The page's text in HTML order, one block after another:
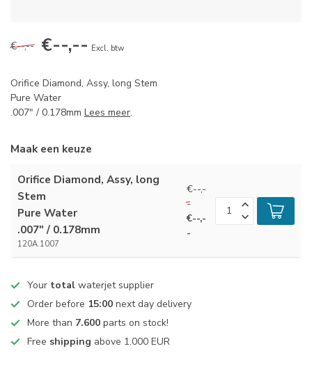
€--,-- €--,-- Excl. btw
Orifice Diamond, Assy, long Stem
Pure Water
.007" / 0.178mm Lees meer.
Maak een keuze
Orifice Diamond, Assy, long
Stem
Pure Water
.007" / 0.178mm
120A.1007
€--,-
-
€--,-
-
Your total waterjet supplier
Order before 15:00 next day delivery
More than 7.600 parts on stock!
Free shipping above 1.000 EUR